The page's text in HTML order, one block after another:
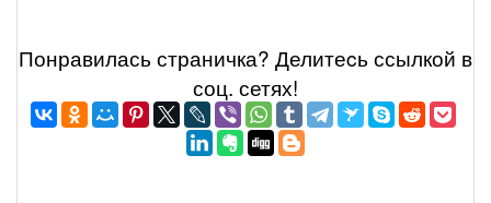
Понравилась страничка? Делитеcь ссылкой в
соц. сетях!